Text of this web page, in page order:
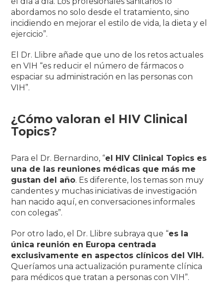
abordamos no solo desde el tratamiento, sino
incidiendo en mejorar el estilo de vida, la dieta y el
ejercicio”.
El Dr. Llibre añade que uno de los retos actuales
en VIH “es reducir el número de fármacos o
espaciar su administración en las personas con
VIH”.
¿Cómo valoran el HIV Clinical
Topics?
Para el Dr. Bernardino, “el HIV Clinical Topics es
una de las reuniones médicas que más me
gustan del año. Es diferente, los temas son muy
candentes y muchas iniciativas de investigación
han nacido aquí, en conversaciones informales
con colegas”.
Por otro lado, el Dr. Llibre subraya que “es la
única reunión en Europa centrada
exclusivamente en aspectos clínicos del VIH.
Queríamos una actualización puramente clínica
para médicos que tratan a personas con VIH”.